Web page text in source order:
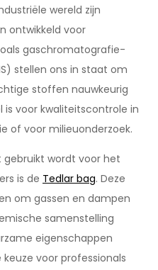
wereld zijn
ontwikkeld voor
gaschromatografie-
stellen ons in staat om
stoffen nauwkeurig
is voor kwaliteitscontrole in
of voor milieuonderzoek.
gebruikt wordt voor het
is de Tedlar bag. Deze
om gassen en dampen
samenstelling
eigenschappen
voor professionals